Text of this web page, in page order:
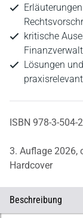
kritische
Lösungen
ISBN 978-3-504-
3. Auflage 2026,
Hardcover
Beschreibung